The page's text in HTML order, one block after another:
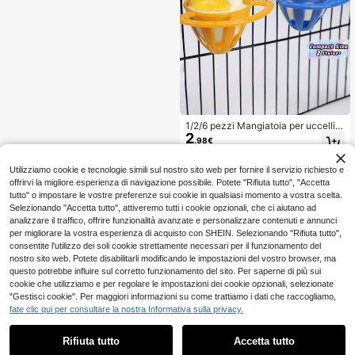
1/2/6 pezzi Mangiatoia per uccelli p
er pappagalli/canarini/fringuelli - Po
rtacibo a gabbia di filo a forma di uo
vo, ciotola per cibo per uccelli appe
sa per cocorite e uccelli piccoli
2.98€
Utilizziamo cookie e tecnologie simili sul nostro sito web per fornire il servizio richiesto e
offrirvi la migliore esperienza di navigazione possibile. Potete "Rifiuta tutto", "Accetta
tutto" o impostare le vostre preferenze sui cookie in qualsiasi momento a vostra scelta.
Selezionando "Accetta tutto", attiveremo tutti i cookie opzionali, che ci aiutano ad
analizzare il traffico, offrire funzionalità avanzate e personalizzare contenuti e annunci
per migliorare la vostra esperienza di acquisto con SHEIN. Selezionando "Rifiuta tutto",
consentite l'utilizzo dei soli cookie strettamente necessari per il funzionamento del
nostro sito web. Potete disabilitarli modificando le impostazioni del vostro browser, ma
questo potrebbe influire sul corretto funzionamento del sito. Per saperne di più sui
cookie che utilizziamo e per regolare le impostazioni dei cookie opzionali, selezionate
"Gestisci cookie". Per maggiori informazioni su come trattiamo i dati che raccogliamo,
fate clic qui per consultare la nostra Informativa sulla privacy.
Rifiuta tutto Accetta tutto